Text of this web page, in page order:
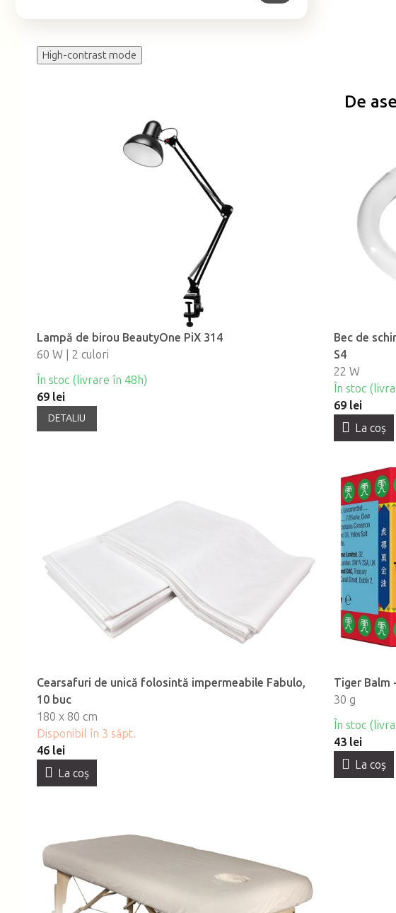
High-contrast mode
De
Lampă de birou BeautyOne PiX 314
60 W | 2 culori
În stoc (livrare în 48h)
69 lei
DETALIU
Bec de
S4
22 W
În stoc
69 lei
La coş
Cearsafuri de unică folosintă impermeabile Fabulo,
10 buc
180 x 80 cm
Disponibil în 3 săpt.
46 lei
La coş
Tiger Balm
30 g
În stoc
43 lei
La coş